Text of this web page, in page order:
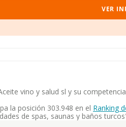
VER
vino y salud sl y su
la posición 303.948 en el Ranking
de spas, saunas y baños